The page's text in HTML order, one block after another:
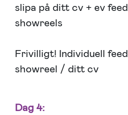
slipa på ditt cv + ev
showreels
Frivilligt! Individuell
showreel / ditt cv
Dag 4: